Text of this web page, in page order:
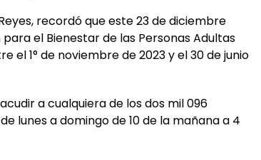
recordó que este 23 de diciembre
el Bienestar de las Personas Adultas
el 1° de noviembre de 2023 y el 30 de junio
a cualquiera de los dos mil 096
lunes a domingo de 10 de la mañana a 4